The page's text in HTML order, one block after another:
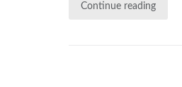
Continue reading